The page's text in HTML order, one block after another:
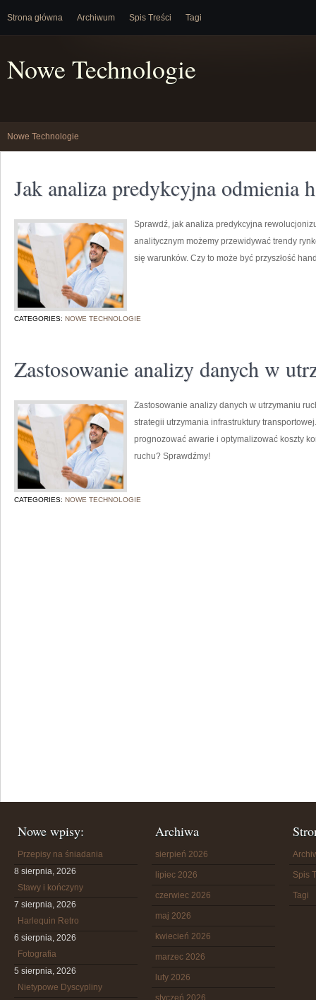
Strona główna Archiwum Spis Treści Tagi
Nowe Technologie
Nowe Technologie
Jak analiza predykcyjna odmienia
Sprawdź, jak analiza predykcyjna
analitycznym możemy przewidywać trendy
się warunków. Czy to może być przyszłość
CATEGORIES: NOWE TECHNOLOGIE
Zastosowanie analizy danych w
Zastosowanie analizy danych w utrzymaniu
strategii utrzymania infrastruktury
prognozować awarie i optymalizować koszty
ruchu? Sprawdźmy!
CATEGORIES: NOWE TECHNOLOGIE
Nowe wpisy:
Przepisy na śniadania
8 sierpnia, 2026
Stawy i kończyny
7 sierpnia, 2026
Harlequin Retro
6 sierpnia, 2026
Fotografia
5 sierpnia, 2026
Nietypowe Dyscypliny
Archiwa
sierpień 2026
lipiec 2026
czerwiec 2026
maj 2026
kwiecień 2026
marzec 2026
luty 2026
styczeń 2026
Spis
Tagi